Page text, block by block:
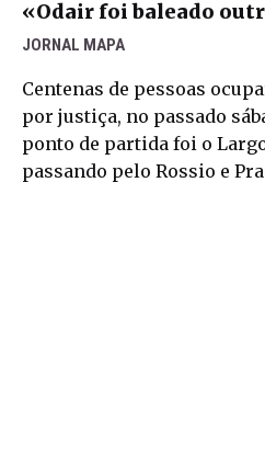
«Odair foi baleado
JORNAL MAPA
Centenas de pessoas
por justiça, no passado
ponto de partida foi o
passando pelo Rossio e